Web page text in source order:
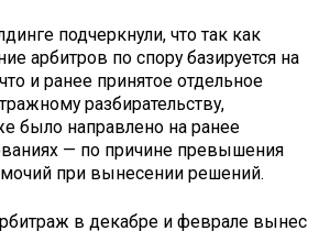
подчеркнули, что так как
арбитров по спору базируется на
и ранее принятое отдельное
разбирательству,
было направлено на ранее
— по причине превышения
при вынесении решений.
в декабре и феврале вынес